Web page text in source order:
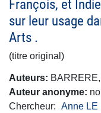
François, et
sur leur usage
Arts .
(titre original)
Auteurs
BARRERE,
Auteur anonyme
Chercheur
Anne LE